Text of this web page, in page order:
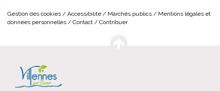
Gestion des cookies Accessibilité Marchés publics
Mentions légales et
données personnelles
Contact Contribuer